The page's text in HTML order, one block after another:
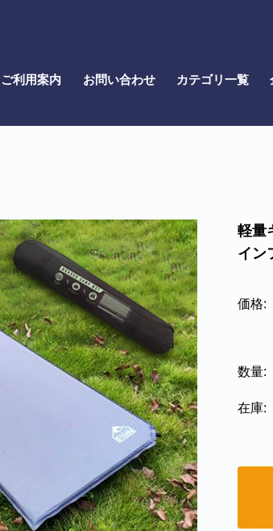
ご利用案内 お問い合わせ カテゴリ一覧
軽量
イン
価格:
数量:
在庫: